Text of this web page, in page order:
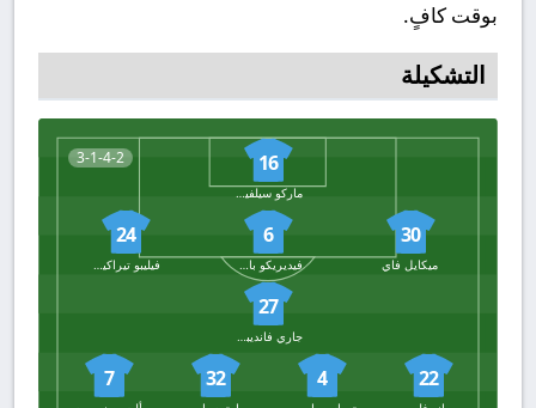
بوقت كافٍ.
التشكيلة
3-1-4-2 16
ماركو سيلفيستري
30
ميكايل فاي
6
فيديريكو باشيروتو
24
فيليبو تيراكيانو
27
جاري فانديبوت
22
4
32
7